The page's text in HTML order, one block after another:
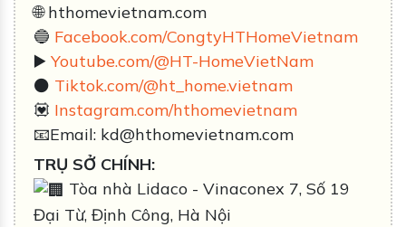
🌐 hthomevietnam.com
🔵 Facebook.com/CongtyHTHomeVietnam
▶️ Youtube.com/@HT-HomeVietNam
⚫️ Tiktok.com/@ht_home.vietnam
💟 Instagram.com/hthomevietnam
📧Email: kd@hthomevietnam.com
TRỤ SỞ CHÍNH:
Tòa nhà Lidaco - Vinaconex 7, Số 19
Đại Từ, Định Công, Hà Nội